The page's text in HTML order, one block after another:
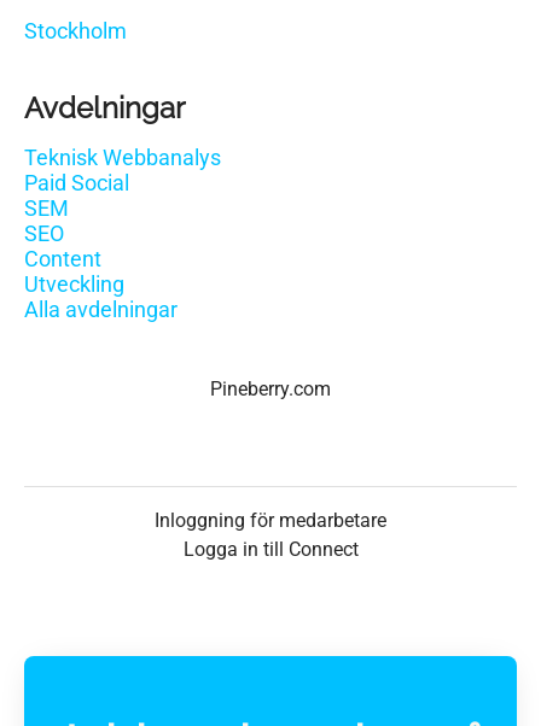
Stockholm
Avdelningar
Teknisk Webbanalys
Paid Social
SEM
SEO
Content
Utveckling
Alla avdelningar
Pineberry.com
Inloggning för medarbetare
Logga in till Connect